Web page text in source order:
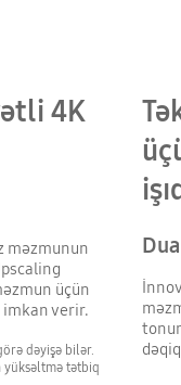
4K
məzmunun
üçün
imkan verir.
dəyişə bilər.
yüksəltmə tətbiq